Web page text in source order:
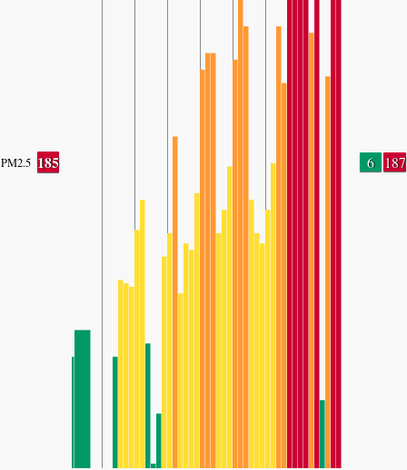
PM2.5 185 6 187